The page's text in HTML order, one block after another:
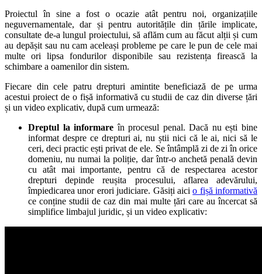
Proiectul în sine a fost o ocazie atât pentru noi, organizațiile
neguvernamentale, dar și pentru autoritățile din țările implicate,
consultate de-a lungul proiectului, să aflăm cum au făcut alții și cum
au depășit sau nu cam aceleași probleme pe care le pun de cele mai
multe ori lipsa fondurilor disponibile sau rezistența firească la
schimbare a oamenilor din sistem.
Fiecare din cele patru drepturi amintite beneficiază de pe urma
acestui proiect de o fișă informativă cu studii de caz din diverse țări
și un video explicativ, după cum urmează:
Dreptul la informare în procesul penal. Dacă nu ești bine
informat despre ce drepturi ai, nu știi nici că le ai, nici să le
ceri, deci practic ești privat de ele. Se întâmplă zi de zi în orice
domeniu, nu numai la poliție, dar într-o anchetă penală devin
cu atât mai importante, pentru că de respectarea acestor
drepturi depinde reușita procesului, aflarea adevărului,
împiedicarea unor erori judiciare. Găsiți aicio fișă informativă
ce conține studii de caz din mai multe țări care au încercat să
simplifice limbajul juridic, și un video explicativ: